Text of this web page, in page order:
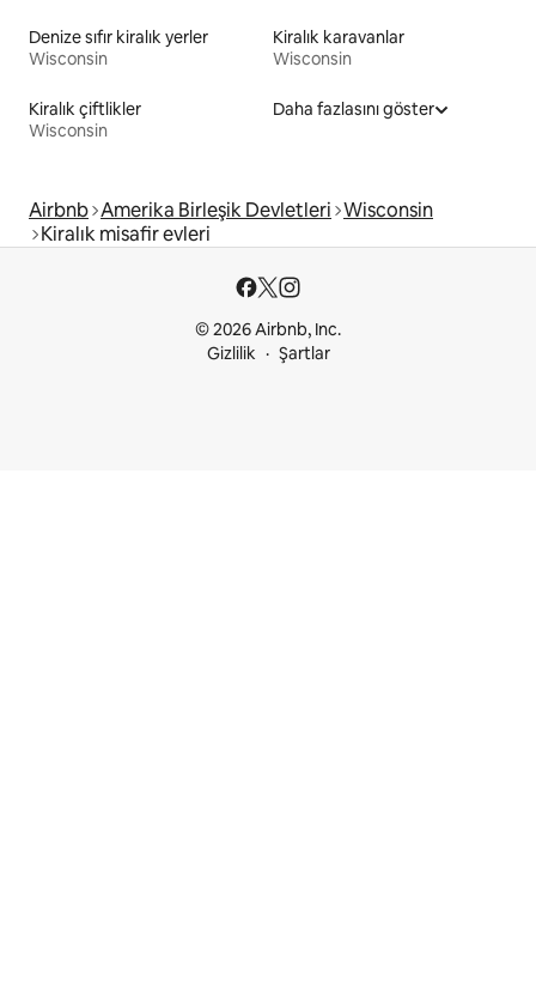
Denize sıfır kiralık yerler
Wisconsin
Kiralık karavanlar
Wisconsin
Kiralık çiftlikler
Wisconsin
Daha fazlasını göster
Airbnb Amerika Birleşik Devletleri Wisconsin
Kiralık misafir evleri
© 2026 Airbnb, Inc.
Gizlilik
Şartlar